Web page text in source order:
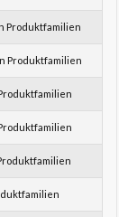
Produktfamilien
Produktfamilien